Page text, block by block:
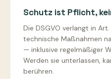
Schutz ist Pflicht,
Die DSGVO verlangt in
technische Maßnahmen
— inklusive regelmäßiger
Werden sie unterlassen,
berühren.